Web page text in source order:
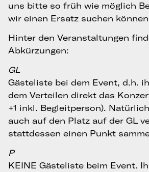
uns bitte so früh wie möglich
wir einen Ersatz suchen
Hinter den Veranstaltungen
Abkürzungen:
GL
Gästeliste bei dem Event, d.h.
dem Verteilen direkt das
+1 inkl. Begleitperson).
auch auf den Platz auf der GL
stattdessen einen Punkt
P
KEINE Gästeliste beim Event.